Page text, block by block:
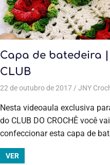
Capa de batedeira |
CLUB
22 de outubro de 2017 JNY
Nesta videoaula exclusiva
do CLUB DO CROCHÊ você
confeccionar esta capa de
VER